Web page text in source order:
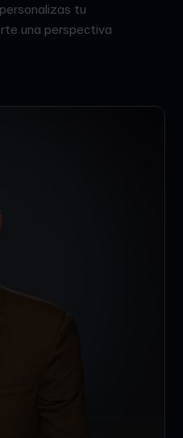
tu
una perspectiva